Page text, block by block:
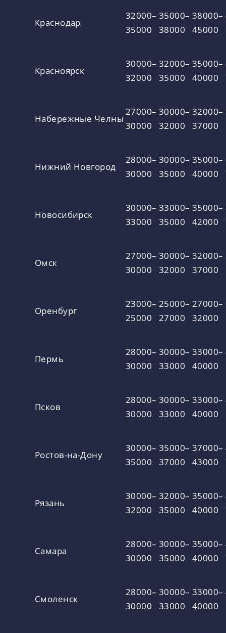
Краснодар
32000–
35000
35000–
38000
38000–
45000
Красноярск
30000–
32000
32000–
35000
35000–
40000
Набережные Челны
27000–
30000
30000–
32000
32000–
37000
Нижний Новгород
28000–
30000
30000–
35000
35000–
40000
Новосибирск
30000–
33000
33000–
35000
35000–
42000
Омск
27000–
30000
30000–
32000
32000–
37000
Оренбург
23000–
25000
25000–
27000
27000–
32000
Пермь
28000–
30000
30000–
33000
33000–
40000
Псков
28000–
30000
30000–
33000
33000–
40000
Ростов-на-Дону
30000–
35000
35000–
37000
37000–
43000
Рязань
30000–
32000
32000–
35000
35000–
40000
Самара
28000–
30000
30000–
35000
35000–
40000
Смоленск
28000–
30000
30000–
33000
33000–
40000